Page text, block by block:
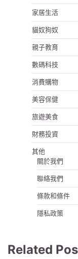
家居生活
貓奴狗奴
親子教育
數碼科技
消費購物
美容保健
旅遊美食
財務投資
其他
關於我們
聯絡我們
條款和條件
隱私政策
Related